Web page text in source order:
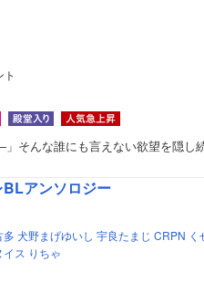
そんな誰にも言えない欲望を隠し
アンソロジー
多 犬野まげゆいし 宇良たまじ CRPN く
イス りちゃ